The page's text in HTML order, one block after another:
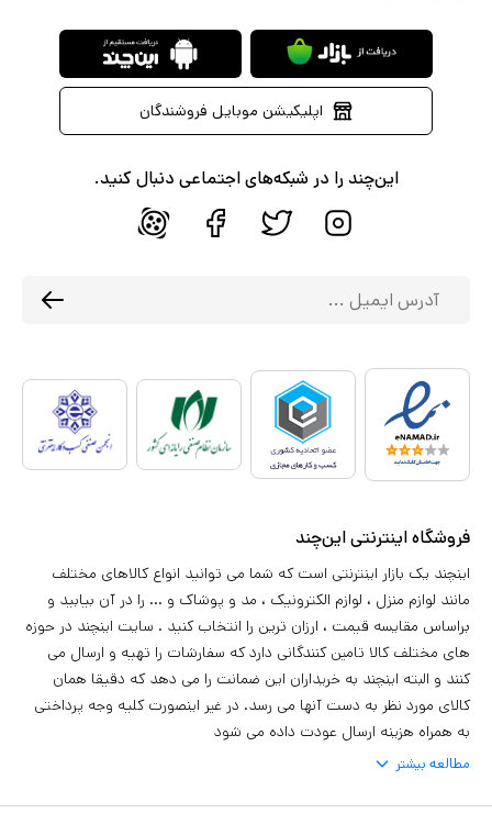
اپلیکیشن موبایل فروشندگان
این‌چند را در شبکه‌های اجتماعی دنبال کنید.
فروشگاه اینترنتی این‌چند
اینچند یک بازار اینترنتی است که شما می توانید انواع کالاهای مختلف
مانند لوازم منزل ، لوازم الکترونیک ، مد و پوشاک و ... را در آن بیابید و
براساس مقایسه قیمت ، ارزان ترین را انتخاب کنید . سایت اینچند در حوزه
های مختلف کالا تامین کنندگانی دارد که سفارشات را تهیه و ارسال می
کنند و البته اینچند به خریداران این ضمانت را می دهد که دقیقا همان
کالای مورد نظر به دست آنها می رسد. در غیر اینصورت کلیه وجه پرداختی
به همراه هزینه ارسال عودت داده می شود
مطالعه بیشتر